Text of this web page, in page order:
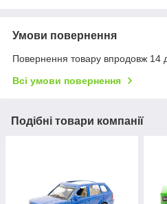
Умови повернення
Повернення товару впродовж 14
Всі умови повернення
Подібні товари компанії